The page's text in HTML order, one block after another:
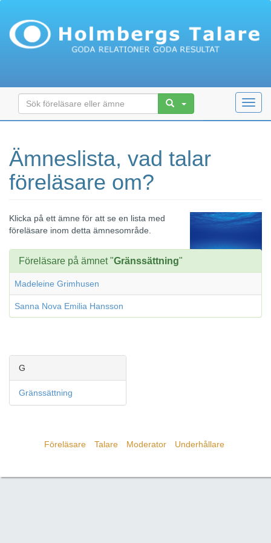
Ämneslista, vad talar
föreläsare om?
Klicka på ett ämne för att se en lista med
föreläsare inom detta ämnesområde.
Föreläsare på ämnet "Gränssättning"
Madeleine Grimhusen
Sanna Nova Emilia Hansson
G
Gränssättning
Föreläsare Talare Moderator Underhållare